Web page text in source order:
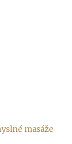
masáže